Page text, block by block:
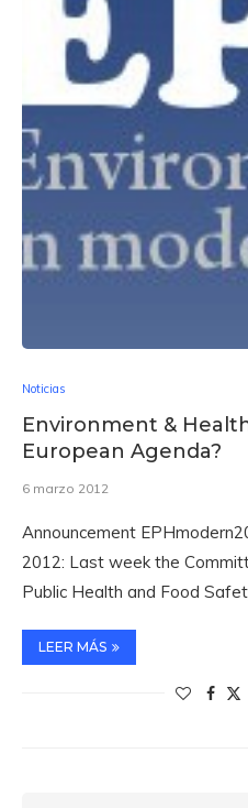
Noticias
Environment &
European Agenda?
6 marzo 2012
Announcement
2012: Last week the
Public Health and Food
LEER MÁS